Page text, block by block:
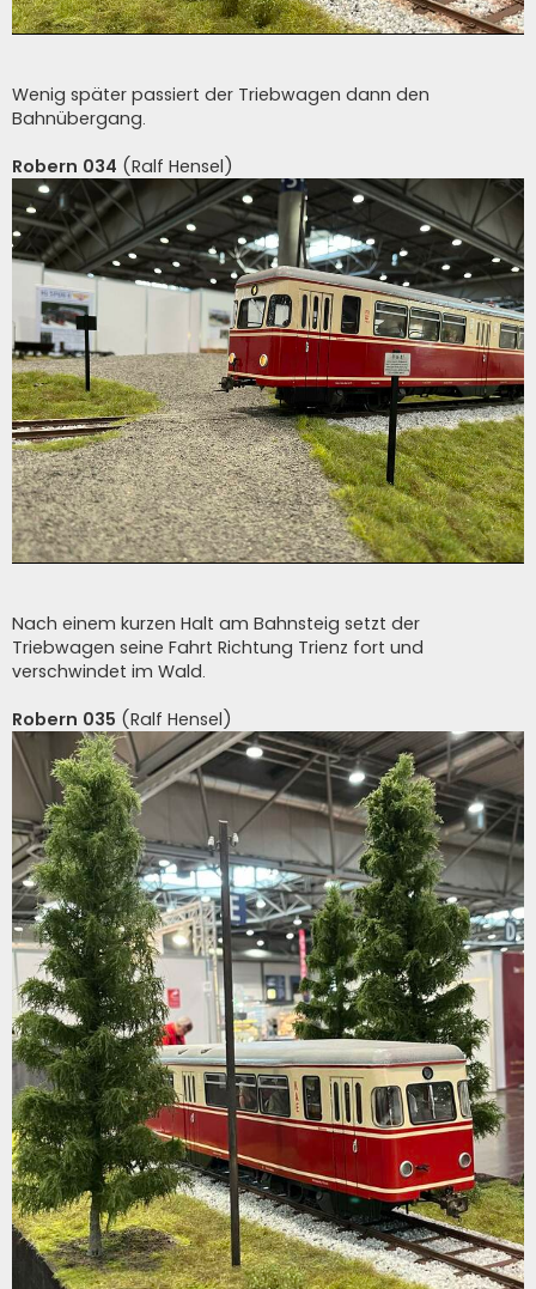
Wenig später passiert der Triebwagen dann den
Bahnübergang.
Robern 034 (Ralf Hensel)
Nach einem kurzen Halt am Bahnsteig setzt der
Triebwagen seine Fahrt Richtung Trienz fort und
verschwindet im Wald.
Robern 035 (Ralf Hensel)